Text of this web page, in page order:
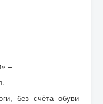
–
без счёта обуви